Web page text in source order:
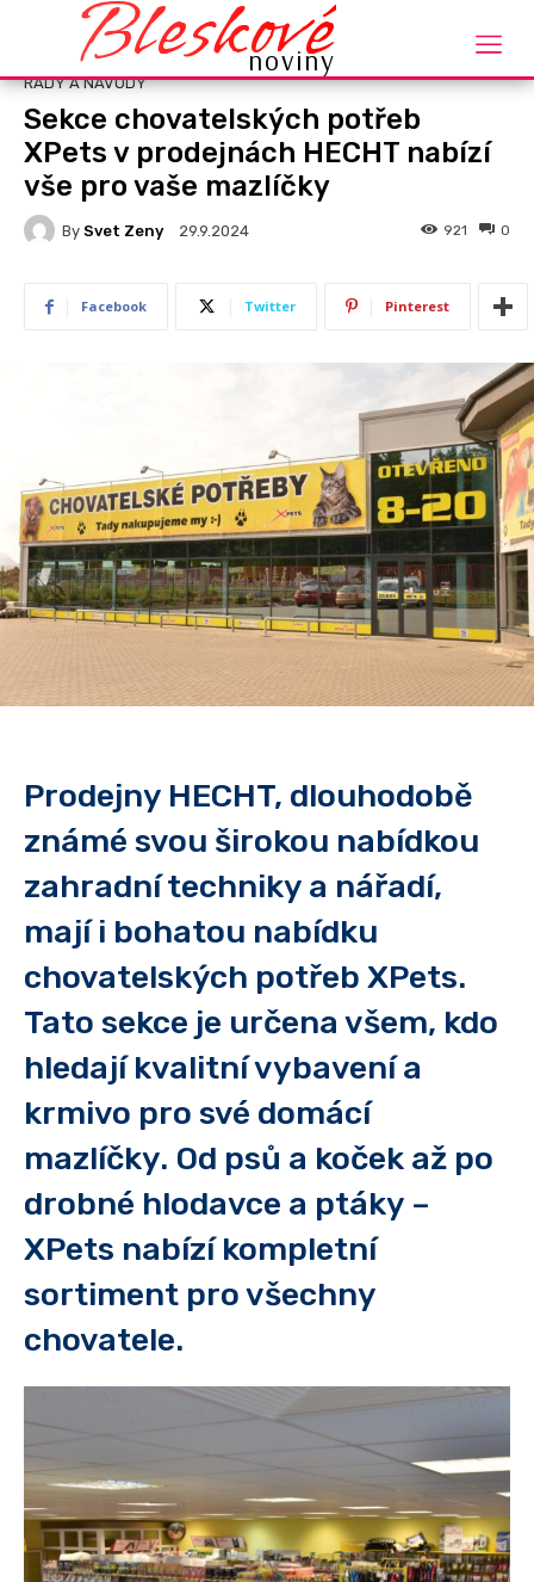
Bleskové
noviny
Rady a návody
RADY A NÁVODY
Sekce chovatelských potřeb
XPets v prodejnách HECHT nabízí
vše pro vaše mazlíčky
By Svet Zeny 29.9.2024 0
921
Facebook Twitter Pinterest
Prodejny HECHT, dlouhodobě
známé svou širokou nabídkou
zahradní techniky a nářadí,
mají i bohatou nabídku
chovatelských potřeb XPets.
Tato sekce je určena všem, kdo
hledají kvalitní vybavení a
krmivo pro své domácí
mazlíčky. Od psů a koček až po
drobné hlodavce a ptáky –
XPets nabízí kompletní
sortiment pro všechny
chovatele.